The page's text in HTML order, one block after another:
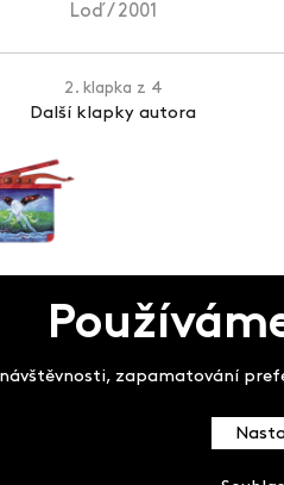
Loď / 2001
2. klapka z 4
Další klapky autora
zapamatování